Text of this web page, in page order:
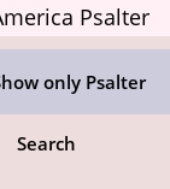
Psalter
only Psalter
Search